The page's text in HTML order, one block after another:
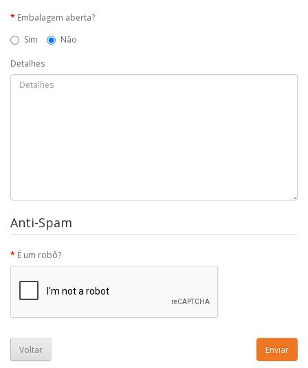
Embalagem aberta?
Sim
Não
Detalhes
Anti-Spam
É um robô?
Voltar